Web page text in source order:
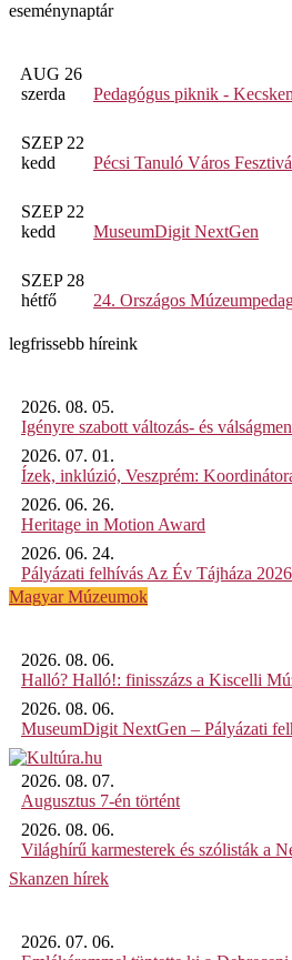
eseménynaptár
AUG 26
szerda
Pedagógus piknik -
SZEP 22
kedd
Pécsi Tanuló Város
SZEP 22
kedd
MuseumDigit NextGen
SZEP 28
hétfő
24. Országos
legfrissebb híreink
2026. 08. 05.
Igényre szabott változás- és
2026. 07. 01.
Ízek, inklúzió, Veszprém:
2026. 06. 26.
Heritage in Motion Award
2026. 06. 24.
Pályázati felhívás Az Év Tájháza
Magyar Múzeumok
2026. 08. 06.
Halló? Halló!: finisszázs a Kiscelli
2026. 08. 06.
MuseumDigit NextGen – Pályázati
2026. 08. 07.
Augusztus 7-én történt
2026. 08. 06.
Világhírű karmesterek és szólisták a
Skanzen hírek
2026. 07. 06.